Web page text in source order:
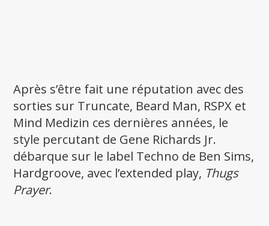
Après s’être fait une réputation avec des
sorties sur Truncate, Beard Man, RSPX et
Mind Medizin ces dernières années, le
style percutant de Gene Richards Jr.
débarque sur le label Techno de Ben Sims,
Hardgroove, avec l’extended play, Thugs
Prayer.